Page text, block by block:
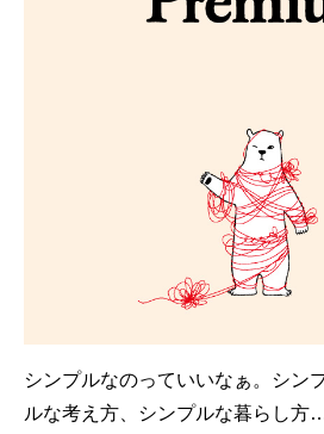
シンプルなのっていいなぁ。シン
ルな考え方、シンプルな暮らし